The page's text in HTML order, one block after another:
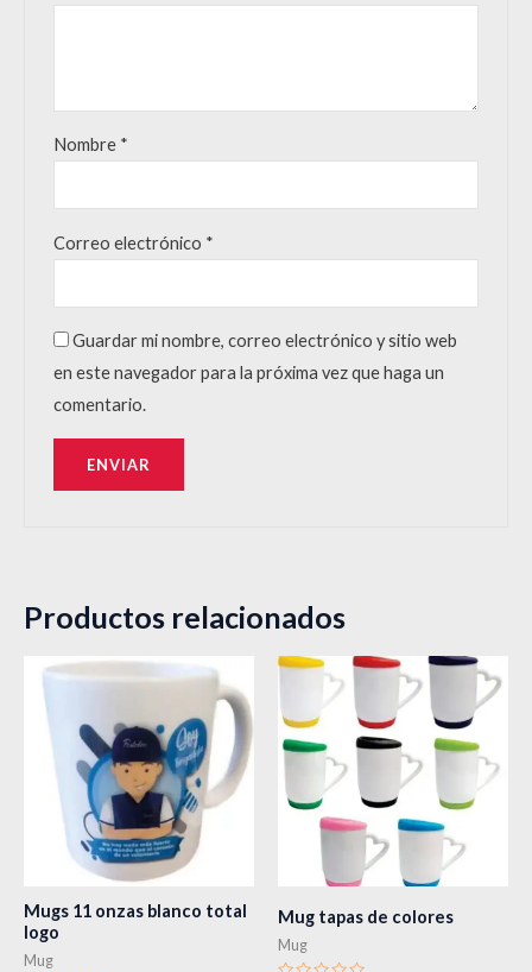
Nombre *
Correo electrónico *
Guardar mi nombre, correo electrónico y sitio web
en este navegador para la próxima vez que haga un
comentario.
Productos relacionados
Mugs 11 onzas blanco total
logo
Mug
Mug tapas de colores
Mug